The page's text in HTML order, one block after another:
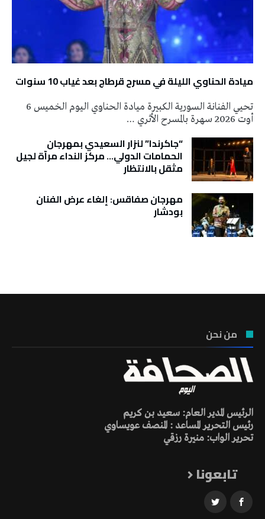
ميادة الحناوي الليلة في مسرح قرطاج بعد غياب 10 سنوات
تحيي الفنانة السورية الكبيرة ميادة الحناوي اليوم الخميس 6
أوت 2026 سهرة بالمسرح الأثري …
“جاكرندا” لنزار السعيدي بمهرجان
الحمامات الدولي… مركز النداء مرآة لجيل
مثقل بالانتظار
مهرجان صفاقس: إلغاء عرض الفنان
بودشار
من نحن
الرئيس المدير العام: سعيد بن كريم
رئيس التحرير المساعد : المنصف عويساوي
تحرير الواب: منيرة رزقي
تابعونا